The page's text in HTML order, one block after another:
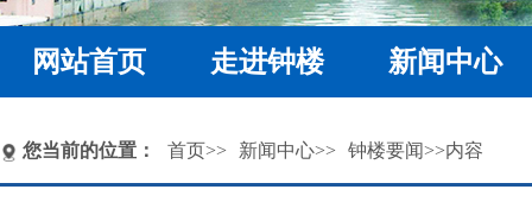
网站首页 走进钟楼 新闻中心
您当前的位置： 首页>> 新闻中心>> 钟楼要闻>>内容